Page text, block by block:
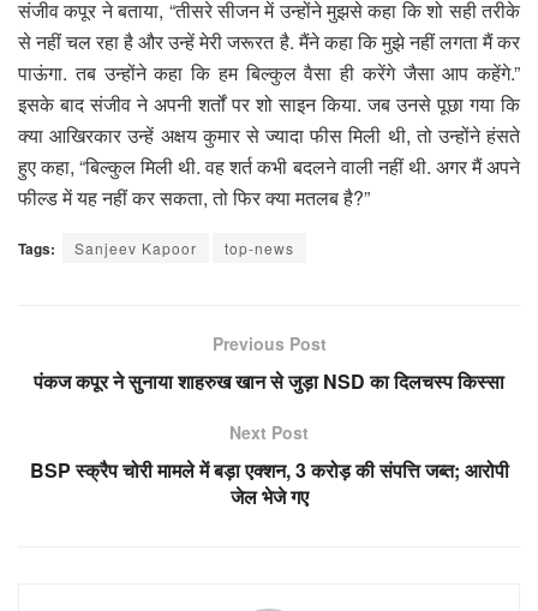
संजीव कपूर ने बताया, “तीसरे सीजन में उन्होंने मुझसे कहा कि शो सही तरीके
से नहीं चल रहा है और उन्हें मेरी जरूरत है. मैंने कहा कि मुझे नहीं लगता मैं कर
पाऊंगा. तब उन्होंने कहा कि हम बिल्कुल वैसा ही करेंगे जैसा आप कहेंगे.”
इसके बाद संजीव ने अपनी शर्तों पर शो साइन किया. जब उनसे पूछा गया कि
क्या आखिरकार उन्हें अक्षय कुमार से ज्यादा फीस मिली थी, तो उन्होंने हंसते
हुए कहा, “बिल्कुल मिली थी. वह शर्त कभी बदलने वाली नहीं थी. अगर मैं अपने
फील्ड में यह नहीं कर सकता, तो फिर क्या मतलब है?”
Tags: Sanjeev Kapoor top-news
Previous Post
पंकज कपूर ने सुनाया शाहरुख खान से जुड़ा NSD का दिलचस्प किस्सा
Next Post
BSP स्क्रैप चोरी मामले में बड़ा एक्शन, 3 करोड़ की संपत्ति जब्त; आरोपी
जेल भेजे गए